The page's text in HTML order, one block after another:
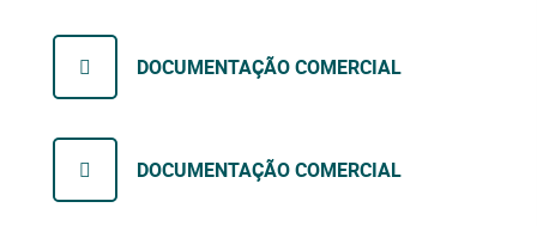
DOCUMENTAÇÃO COMERCIAL
DOCUMENTAÇÃO COMERCIAL